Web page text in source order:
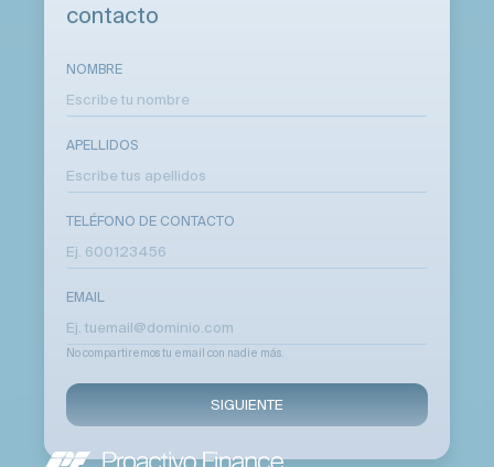
contacto
NOMBRE
APELLIDOS
TELÉFONO DE CONTACTO
EMAIL
No compartiremos tu email con nadie más.
SIGUIENTE